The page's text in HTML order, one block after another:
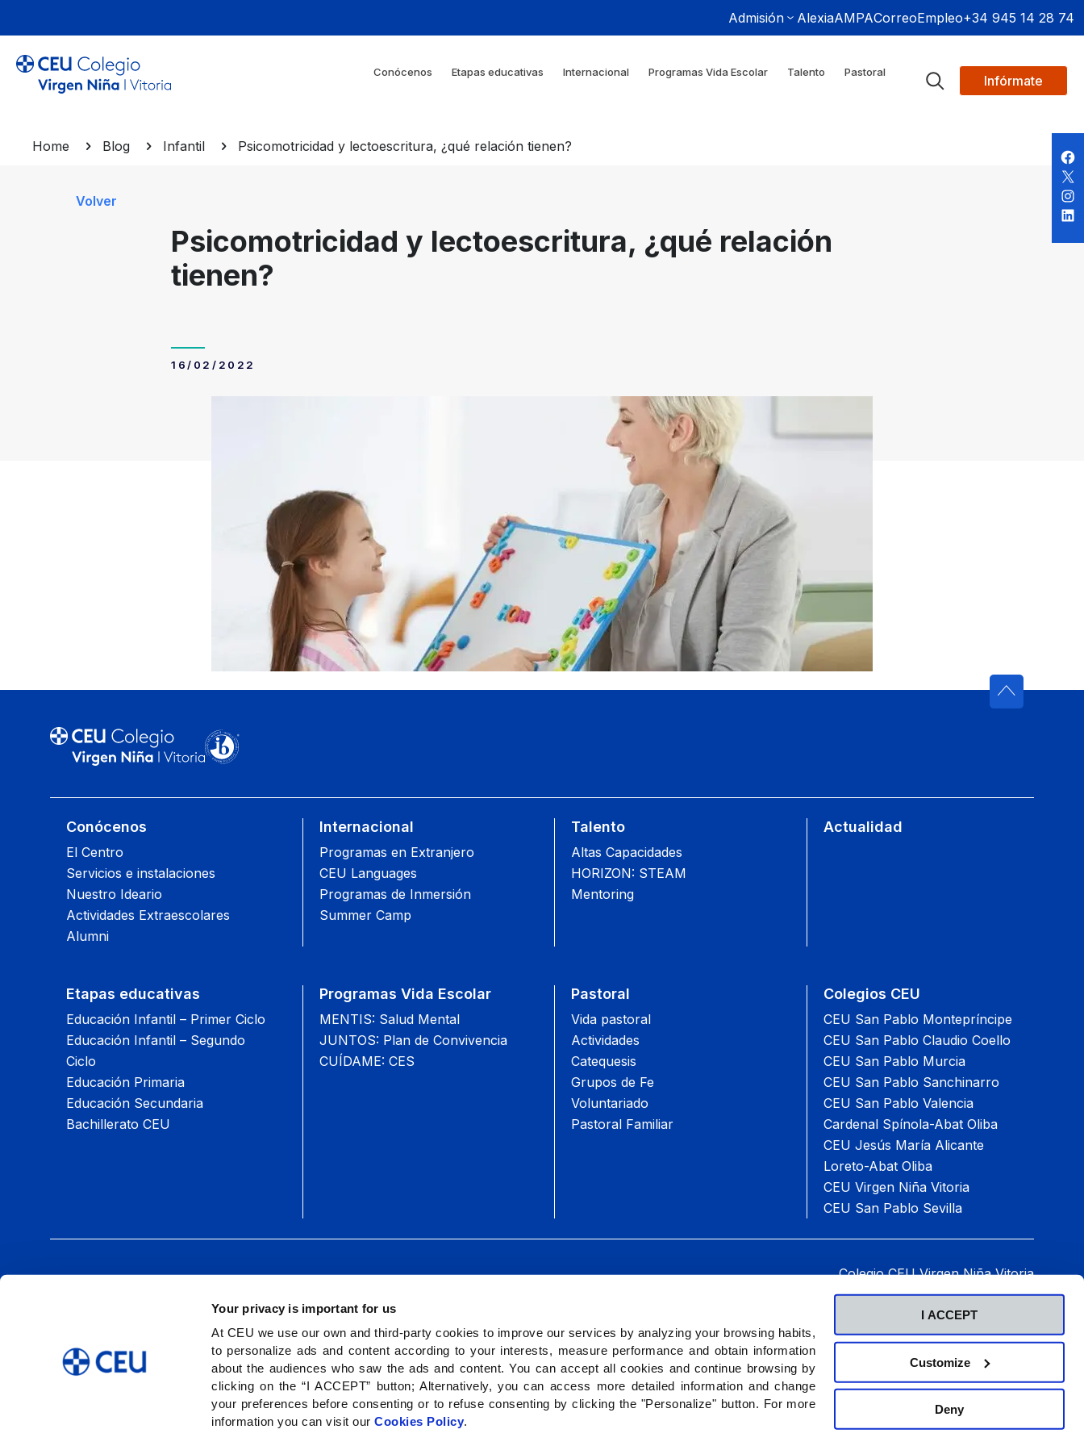
Your privacy is important for us
At CEU we use our own and third-party cookies to improve our services by analyzing your browsing habits,
to personalize ads and content according to your interests, measure performance and obtain information
about the audiences who saw the ads and content. You can accept all cookies and continue browsing by
clicking on the “I ACCEPT” button; Alternatively, you can access more detailed information and change
your preferences before consenting or to refuse consenting by clicking the "Personalize" button. For more
information you can visit ourCookies Policy.
I ACCEPT
Customize
Deny
Admisión AlexiaAMPACorreoEmpleo+34 945 14 28 74
Conócenos Etapas educativas Internacional Programas Vida Escolar Talento Pastoral
Infórmate
Home Blog Infantil Psicomotricidad y lectoescritura, ¿qué relación tienen?
Volver
Psicomotricidad y lectoescritura, ¿qué relación
tienen?
16/02/2022
Conócenos
El Centro
Servicios e instalaciones
Nuestro Ideario
Actividades Extraescolares
Alumni
Etapas educativas
Educación Infantil – Primer Ciclo
Educación Infantil – Segundo
Ciclo
Educación Primaria
Educación Secundaria
Bachillerato CEU
Internacional
Programas en Extranjero
CEU Languages
Programas de Inmersión
Summer Camp
Programas Vida Escolar
MENTIS: Salud Mental
JUNTOS: Plan de Convivencia
CUÍDAME: CES
Talento
Altas Capacidades
HORIZON: STEAM
Mentoring
Pastoral
Vida pastoral
Actividades
Catequesis
Grupos de Fe
Voluntariado
Pastoral Familiar
Actualidad
Colegios CEU
CEU San Pablo Montepríncipe
CEU San Pablo Claudio Coello
CEU San Pablo Murcia
CEU San Pablo Sanchinarro
CEU San Pablo Valencia
Cardenal Spínola-Abat Oliba
CEU Jesús María Alicante
Loreto-Abat Oliba
CEU Virgen Niña Vitoria
CEU San Pablo Sevilla
Colegio CEU Virgen Niña Vitoria
Paseo del Batán, 60, 01007 Vitoria-Gasteiz.
Teléfono: 945 14 28 74
2026 © Fundación Universitaria San Pablo CEU.